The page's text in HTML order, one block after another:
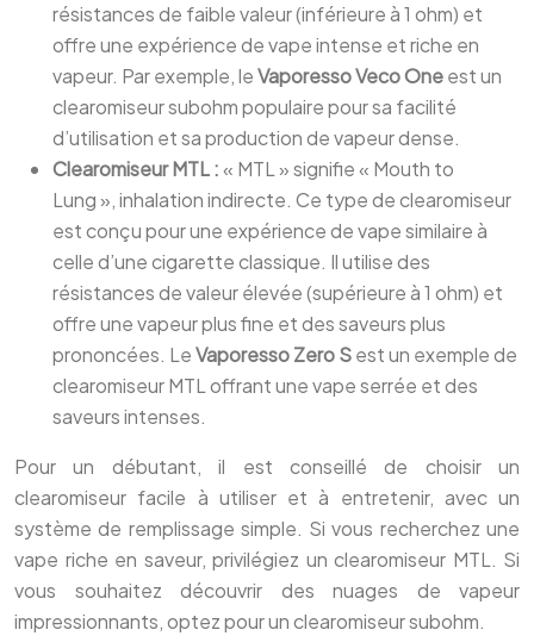
résistances de faible valeur (inférieure à 1 ohm) et
offre une expérience de vape intense et riche en
vapeur. Par exemple, leVaporesso Veco Oneest un
clearomiseur subohm populaire pour sa facilité
d’utilisation et sa production de vapeur dense.
Clearomiseur MTL :« MTL » signifie « Mouth to
Lung », inhalation indirecte. Ce type de clearomiseur
est conçu pour une expérience de vape similaire à
celle d’une cigarette classique. Il utilise des
résistances de valeur élevée (supérieure à 1 ohm) et
offre une vapeur plus fine et des saveurs plus
prononcées. LeVaporesso Zero Sest un exemple de
clearomiseur MTL offrant une vape serrée et des
saveurs intenses.
Pour un débutant, il est conseillé de choisir un
clearomiseur facile à utiliser et à entretenir, avec un
système de remplissage simple. Si vous recherchez une
vape riche en saveur, privilégiez un clearomiseur MTL. Si
vous souhaitez découvrir des nuages de vapeur
impressionnants, optez pour un clearomiseur subohm.